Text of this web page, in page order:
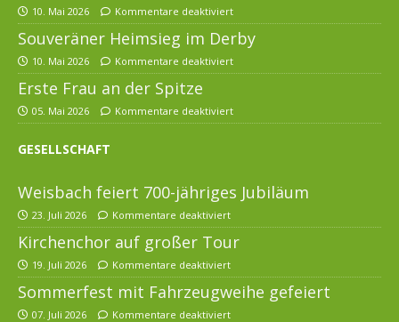
10. Mai 2026 Kommentare deaktiviert
Souveräner Heimsieg im Derby
10. Mai 2026 Kommentare deaktiviert
Erste Frau an der Spitze
05. Mai 2026 Kommentare deaktiviert
GESELLSCHAFT
Weisbach feiert 700-jähriges Jubiläum
23. Juli 2026 Kommentare deaktiviert
Kirchenchor auf großer Tour
19. Juli 2026 Kommentare deaktiviert
Sommerfest mit Fahrzeugweihe gefeiert
07. Juli 2026 Kommentare deaktiviert